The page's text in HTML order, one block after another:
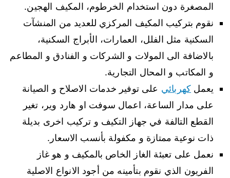
المصغرة دون استخدام الخرطوم، المكيف الهجين.
نقوم بتركيب المكيف المركزي للعديد من المنشآت
السكنية مثل الفلل، العمارات، الأبراج السكنية،
بالاضافة الى المولات و الشركات و الفنادق و المطاعم
و المكاتب و المحال التجارية.
يعمل كهربائي على توفير خدمات الاصلاح و الصيانة
على مدار الساعة، اعمال سوفت او هارد وير، تغير
القطع التالفة في جهاز التكيف و تركيب اخرى بديلة
ذات نوعية ممتازة و مكفولة بأنسب الاسعار.
نعمل على تعبئة الغاز الخاص بالمكيف و هو غاز
الفريون الذي نقوم بتأمينه من أجود الانواع الاصلية